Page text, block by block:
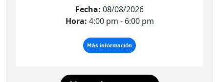
Fecha: 08/08/2026
Hora: 4:00 pm - 6:00 pm
Más información